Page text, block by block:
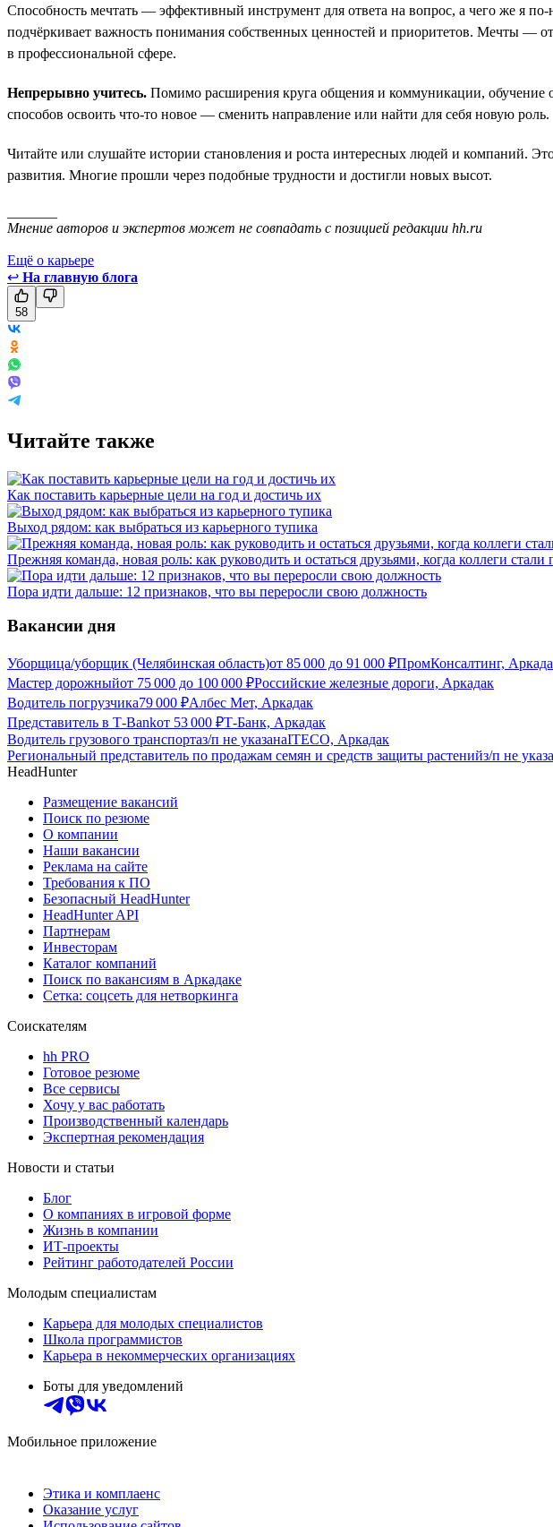
Способность мечтать — эффективный инструмент для ответа на вопрос, а чего же я
подчёркивает важность понимания собственных ценностей и приоритетов. Мечты —
в профессиональной сфере.
Непрерывно учитесь. Помимо расширения круга общения и коммуникации, обучение
способов освоить что-то новое — сменить направление или найти для себя новую роль.
Читайте или слушайте истории становления и роста интересных людей и компаний.
развития. Многие прошли через подобные трудности и достигли новых высот.
Мнение авторов и экспертов может не совпадать с позицией редакции hh.ru
Ещё о карьере
↩ На главную блога
58
Читайте также
Как поставить карьерные цели на год и достичь их
Выход рядом: как выбраться из карьерного тупика
Прежняя команда, новая роль: как руководить и остаться друзьями, когда коллеги
Пора идти дальше: 12 признаков, что вы переросли свою должность
Вакансии дня
Уборщица/уборщик (Челябинская область)от 85 000 до 91 000 ₽ПромКонсалтинг,
Мастер дорожныйот 75 000 до 100 000 ₽Российские железные дороги, Аркадак
Водитель погрузчика79 000 ₽Албес Мет, Аркадак
Представитель в Т-Bankот 53 000 ₽Т-Банк, Аркадак
Водитель грузового транспортаз/п не указанаITECO, Аркадак
Региональный представитель по продажам семян и средств защиты растенийз/п не
HeadHunter
Размещение вакансий
Поиск по резюме
О компании
Наши вакансии
Реклама на сайте
Требования к ПО
Безопасный HeadHunter
HeadHunter API
Партнерам
Инвесторам
Каталог компаний
Поиск по вакансиям в Аркадаке
Сетка: соцсеть для нетворкинга
Соискателям
hh PRO
Готовое резюме
Все сервисы
Хочу у вас работать
Производственный календарь
Экспертная рекомендация
Новости и статьи
Блог
О компаниях в игровой форме
Жизнь в компании
ИТ-проекты
Рейтинг работодателей России
Молодым специалистам
Карьера для молодых специалистов
Школа программистов
Карьера в некоммерческих организациях
Боты для уведомлений
Мобильное приложение
Этика и комплаенс
Оказание услуг